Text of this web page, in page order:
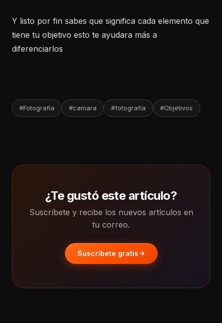
Y listo por fin sabes que significa cada elemento que
tiene tu objetivo esto te ayudara más a
diferenciarlos
#Fotografía #camara #fotografia #Objetivos
¿Te gustó este artículo?
Suscríbete y recibe los nuevos artículos en
tu correo.
Suscríbete gratis